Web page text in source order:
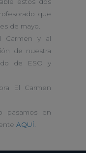
estos dos
que
de mayo.
Carmen y al
de nuestra
de ESO y
El Carmen
pasamos en
AQUÍ.